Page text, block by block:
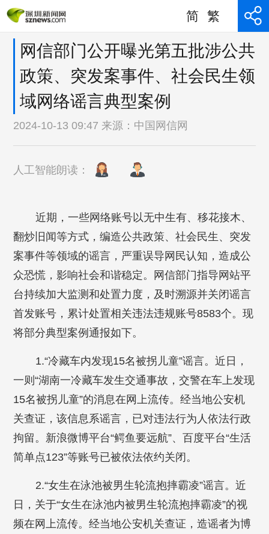
简 繁
网信部门公开曝光第五批涉公共
政策、突发案事件、社会民生领
域网络谣言典型案例
2024-10-13 09:47 来源： 中国网信网
人工智能朗读：
近期，一些网络账号以无中生有、移花接木、
翻炒旧闻等方式，编造公共政策、社会民生、突发
案事件等领域的谣言，严重误导网民认知，造成公
众恐慌，影响社会和谐稳定。网信部门指导网站平
台持续加大监测和处置力度，及时溯源并关闭谣言
首发账号，累计处置相关违法违规账号8583个。现
将部分典型案例通报如下。
1.“冷藏车内发现15名被拐儿童”谣言。近日，
一则“湖南一冷藏车发生交通事故，交警在车上发现
15名被拐儿童”的消息在网上流传。经当地公安机
关查证，该信息系谣言，已对违法行为人依法行政
拘留。新浪微博平台“鳄鱼要远航”、百度平台“生活
简单点123”等账号已被依法依约关闭。
2.“女生在泳池被男生轮流抱摔霸凌”谣言。近
日，关于“女生在泳池内被男生轮流抱摔霸凌”的视
频在网上流传。经当地公安机关查证，造谣者为博